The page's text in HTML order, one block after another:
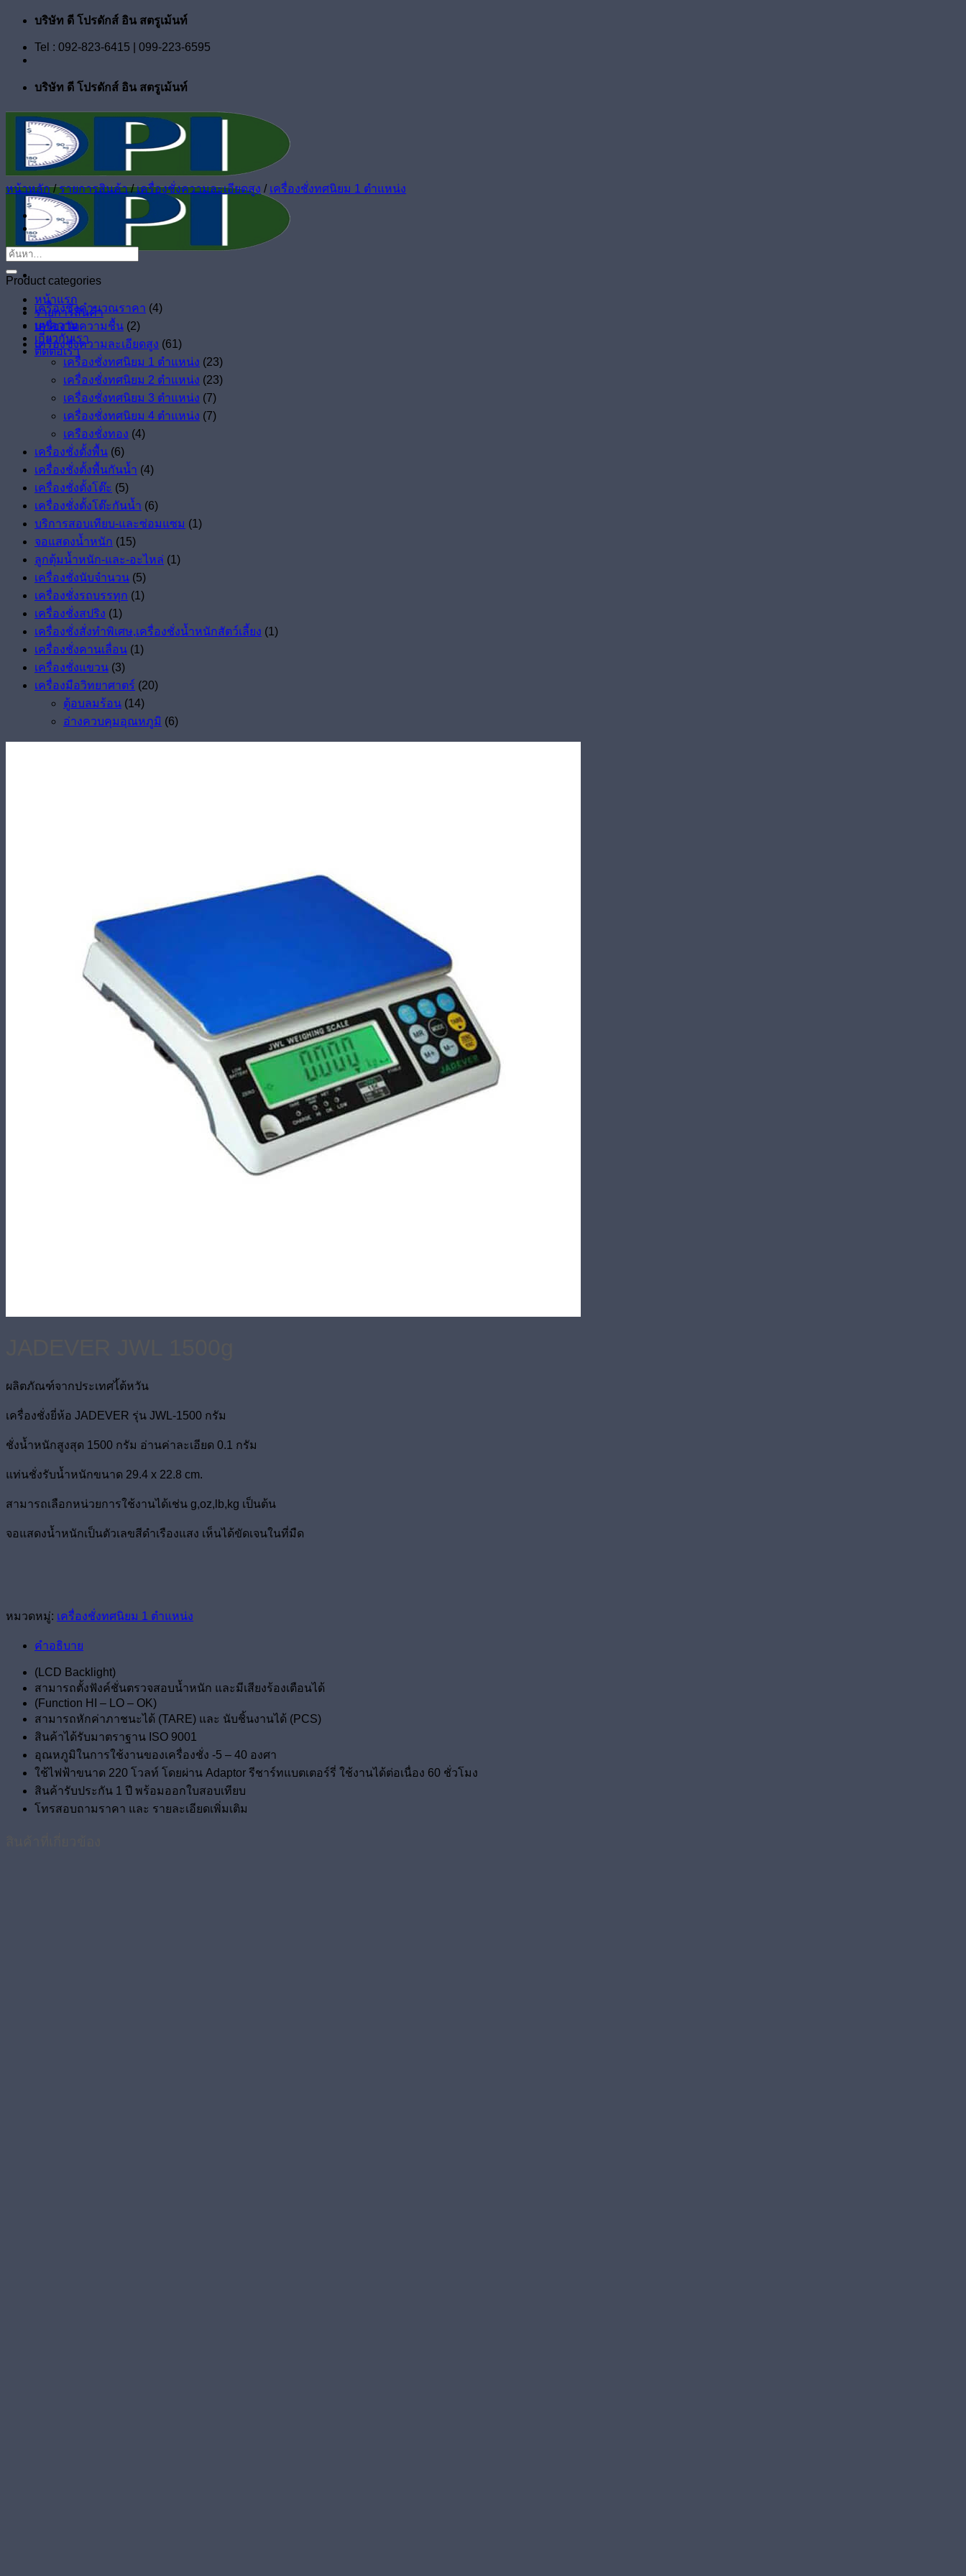
ข้าม
บริษัท ดี โปรดักส์ อิน สตรูเม้นท์
Tel : 092-823-6415 | 099-223-6595
บริษัท ดี โปรดักส์ อิน สตรูเม้นท์
หน้าแรก
รายการสินค้า
บทความ
เกี่ยวกับเรา
ติดต่อเรา
หน้าหลัก / รายการสินค้า / เครื่องชั่งความละเอียดสูง / เครื่องชั่งทศนิยม 1 ตำแหน่ง
ค้นหา:
Product categories
เครื่องชั่งคำนวณราคา (4)
เครื่องวัดความชื้น (2)
เครื่องชั่งความละเอียดสูง (61)
เครื่องชั่งทศนิยม 1 ตำแหน่ง (23)
เครื่องชั่งทศนิยม 2 ตำแหน่ง (23)
เครื่องชั่งทศนิยม 3 ตำแหน่ง (7)
เครื่องชั่งทศนิยม 4 ตำแหน่ง (7)
เครืองชั่งทอง (4)
เครื่องชั่งตั้งพื้น (6)
เครื่องชั่งตั้งพื้นกันน้ำ (4)
เครื่องชั่งตั้งโต๊ะ (5)
เครื่องชั่งตั้งโต๊ะกันน้ำ (6)
บริการสอบเทียบ-และซ่อมแซม (1)
จอแสดงน้ำหนัก (15)
ลูกตุ้มน้ำหนัก-และ-อะไหล่ (1)
เครื่องชั่งนับจำนวน (5)
เครื่องชั่งรถบรรทุก (1)
เครื่องชั่งสปริง (1)
เครื่องชั่งสั่งทำพิเศษ,เครื่องชั่งน้ำหนักสัตว์เลี้ยง (1)
เครื่องชั่งคานเลื่อน (1)
เครื่องชั่งแขวน (3)
เครื่องมือวิทยาศาตร์ (20)
ตู้อบลมร้อน (14)
อ่างควบคุมอุณหภูมิ (6)
ผลิตภัณฑ์จากประเทศไ้ต้หวัน
เครื่องชั่งยี่ห้อ JADEVER รุ่น JWL-1500 กรัม
ชั่งน้ำหนักสูงสุด 1500 กรัม อ่านค่าละเอียด 0.1 กรัม
แท่นชั่งรับน้ำหนักขนาด 29.4 x 22.8 cm.
สามารถเลือกหน่วยการใช้งานได้เช่น g,oz,lb,kg เป็นต้น
จอแสดงน้ำหนักเป็นตัวเลขสีดำเรืองแสง เห็นได้ขัดเจนในที่มืด
หมวดหมู่: เครื่องชั่งทศนิยม 1 ตำแหน่ง
คำอธิบาย
(LCD Backlight)
สามารถตั้งฟังค์ชั่นตรวจสอบน้ำหนัก และมีเสียงร้องเตือนได้
(Function HI – LO – OK)
สามารถหักค่าภาชนะได้ (TARE) และ นับชิ้นงานได้ (PCS)
สินค้าได้รับมาตราฐาน ISO 9001
อุณหภูมิในการใช้งานของเครื่องชั่ง -5 – 40 องศา
ใช้ไฟฟ้าขนาด 220 โวลท์ โดยผ่าน Adaptor รีชาร์ทแบตเตอร์รี่ ใช้งานได้ต่อเนื่อง 60 ชั่วโมง
สินค้ารับประกัน 1 ปี พร้อมออกใบสอบเทียบ
โทรสอบถามราคา และ รายละเอียดเพิ่มเติม